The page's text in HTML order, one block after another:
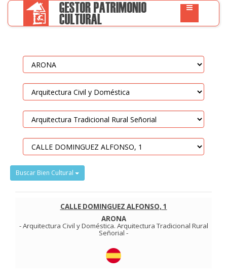
Buscar Bien Cultural
CALLE DOMINGUEZ ALFONSO, 1
ARONA
-Arquitectura Civil y Doméstica. Arquitectura Tradicional Rural
Señorial -